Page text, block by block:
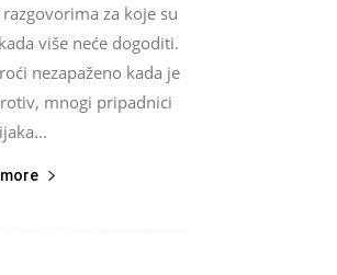
za koje su
više neće dogoditi.
nezapaženo kada je
mnogi pripadnici